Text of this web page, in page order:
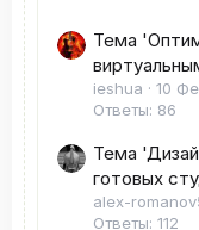
Тема
ieshua
10
Ответы: 86
Тема
готовых
alex-
Ответы: 112